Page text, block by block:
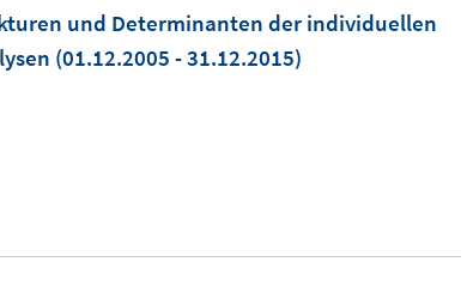
und Determinanten der individuellen
(01.12.2005 - 31.12.2015)